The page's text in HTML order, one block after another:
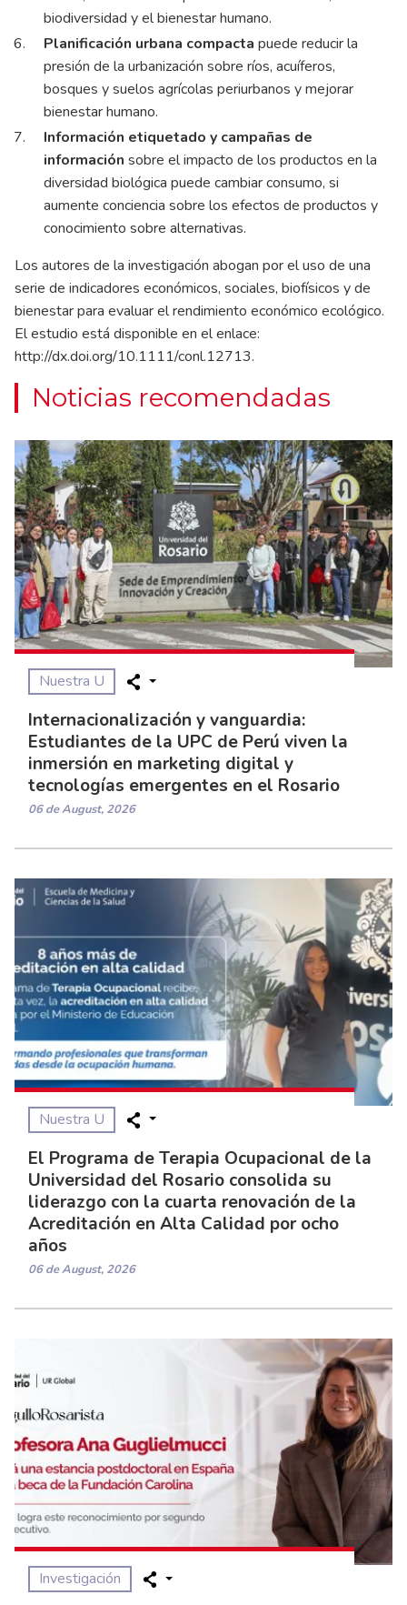
biodiversidad y el bienestar humano.
Planificación urbana compacta puede reducir la
presión de la urbanización sobre ríos, acuíferos,
bosques y suelos agrícolas periurbanos y mejorar
bienestar humano.
Información etiquetado y campañas de
información sobre el impacto de los productos en la
diversidad biológica puede cambiar consumo, si
aumente conciencia sobre los efectos de productos y
conocimiento sobre alternativas.
Los autores de la investigación abogan por el uso de una
serie de indicadores económicos, sociales, biofísicos y de
bienestar para evaluar el rendimiento económico ecológico.
El estudio está disponible en el enlace:
http://dx.doi.org/10.1111/conl.12713.
Noticias recomendadas
Nuestra U
Internacionalización y vanguardia:
Estudiantes de la UPC de Perú viven la
inmersión en marketing digital y
tecnologías emergentes en el Rosario
06 de August, 2026
Nuestra U
El Programa de Terapia Ocupacional de la
Universidad del Rosario consolida su
liderazgo con la cuarta renovación de la
Acreditación en Alta Calidad por ocho
años
06 de August, 2026
Investigación